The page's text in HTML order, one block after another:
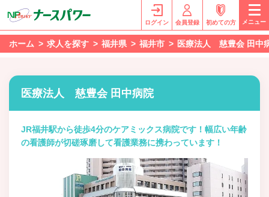
ログイン 会員登録 初めての方 メニュー
ホーム 求人を探す 福井県 福井市 医療法人 慈豊会 田中
医療法人 慈豊会 田中病院
JR福井駅から徒歩4分のケアミックス病院です！幅広い年齢
の看護師が切磋琢磨して看護業務に携わっています！